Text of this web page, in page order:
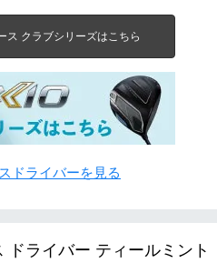
ス クラブシリーズはこちら
ドライバーを見る
ドライバー ティールミン